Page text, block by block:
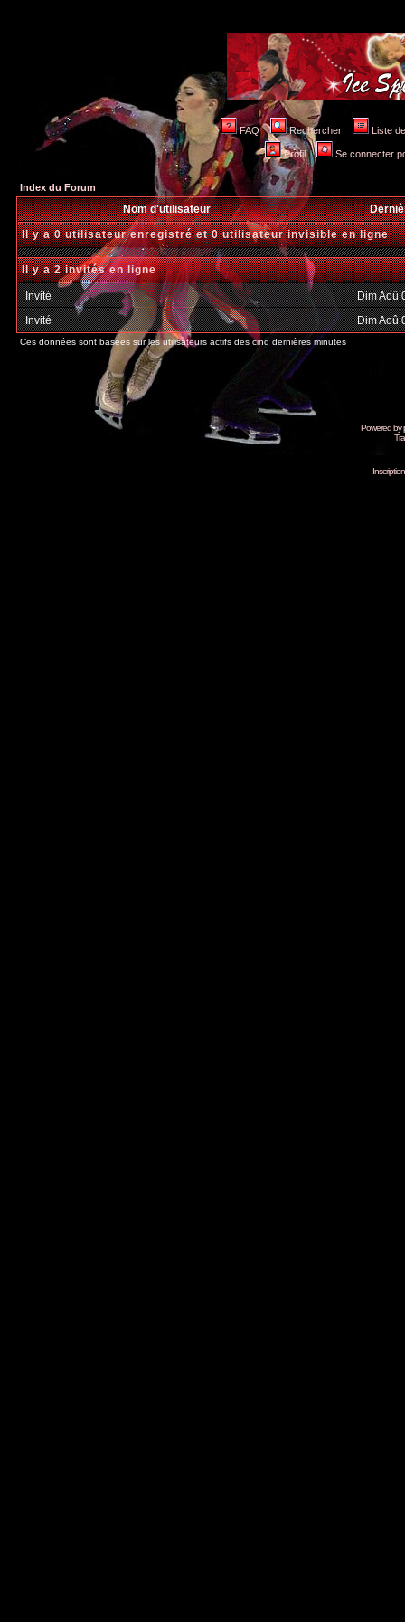
FAQ Rechercher Liste
Profil Se connecter
Index du Forum
Nom d'utilisateur
Il y a 0 utilisateur enregistré et 0 utilisateur invisible en ligne
Il y a 2 invités en ligne
Invité
Dim Aoû
Invité
Dim Aoû
Ces données sont basées sur les utilisateurs actifs des cinq dernières minutes
Powered by